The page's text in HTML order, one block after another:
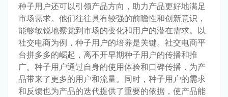
种子用户还可以引领产品方向，助力产品更好地满足
市场需求。他们往往具有较强的前瞻性和创新意识，
能够敏锐地察觉到市场的变化和用户的潜在需求。以
社交电商为例，种子用户的培养是关键。社交电商平
台拼多多的崛起，离不开早期种子用户的传播和推
广。种子用户通过自身的使用体验和口碑传播，为产
品带来了更多的用户和流量。同时，种子用户的需求
和反馈也为产品的迭代提供了重要的依据，使产品能